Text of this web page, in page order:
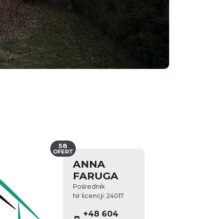
ANNA
FARUGA
Pośrednik
Nr licencji: 24017
+48 604
58
OFERT